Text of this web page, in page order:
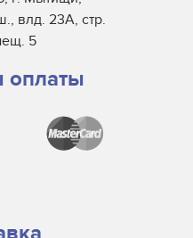
влд. 23А, стр.
5
оплаты